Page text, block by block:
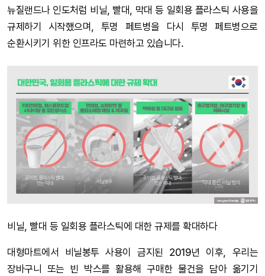
뉴질랜드나 인도처럼 비닐, 빨대, 막대 등 일회용 플라스틱 사용을
규제하기 시작했으며, 투명 페트병을 다시 투명 페트병으로
순환시키기 위한 인프라도 마련하고 있습니다.
비닐, 빨대 등 일회용 플라스틱에 대한 규제를 확대하다
대형마트에서 비닐봉투 사용이 금지된 2019년 이후, 우리는
장바구니 또는 빈 박스를 활용해 구매한 물건을 담아 옮기기